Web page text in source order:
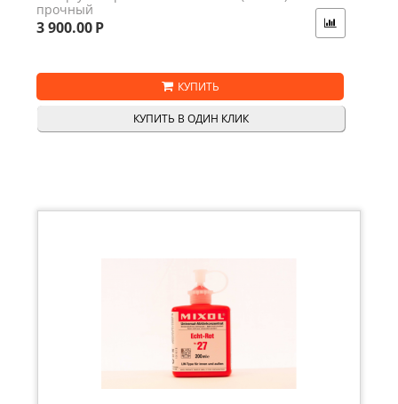
прочный
3 900.00Р
КУПИТЬ
КУПИТЬ В ОДИН КЛИК